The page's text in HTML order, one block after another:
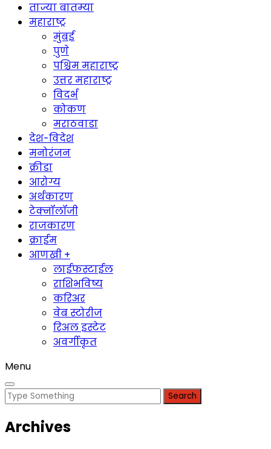
ताज्या बातम्या
महाराष्ट्र
मुंबई
पुणे
पश्चिम महाराष्ट्र
उत्तर महाराष्ट्र
विदर्भ
कोकण
मराठवाडा
देश-विदेश
मनोरंजन
क्रीडा
आरोग्य
अर्थकारण
टेक्नॉलॉजी
राजकारण
क्राईम
आणखी +
लाईफस्टाईल
राशिभविष्य
करिअर
वेब स्टोरीज
रिअल इस्टेट
अवर्गीकृत
Menu
Search
Archives